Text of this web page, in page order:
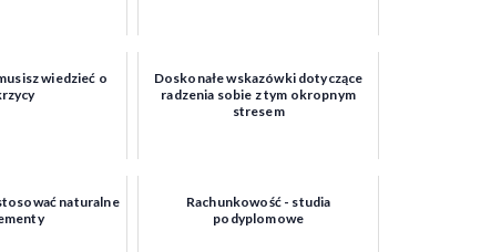
wiedzieć o
Doskonałe wskazówki dotyczące
radzenia sobie z tym okropnym
stresem
naturalne
Rachunkowość - studia
podyplomowe